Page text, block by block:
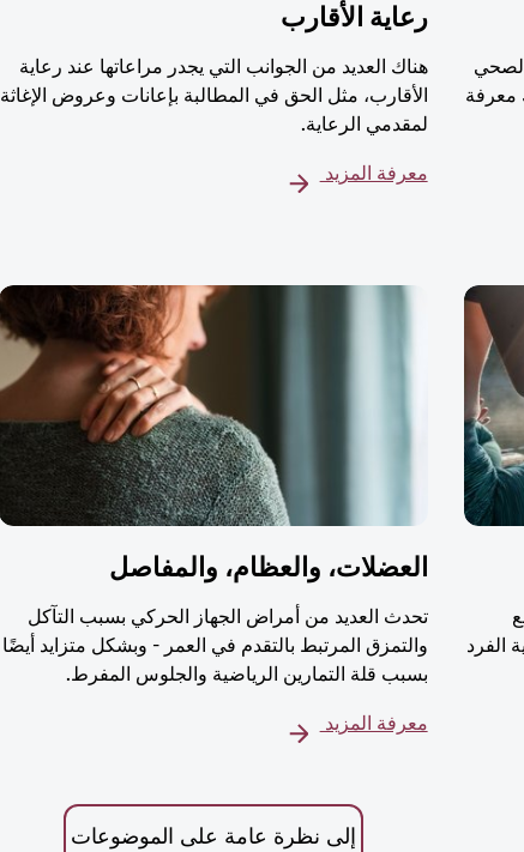
معرفة
رعاية الأقارب
هناك العديد من الجوانب التي يجدر مراعاتها عند رعاية
الأقارب، مثل الحق في المطالبة بإعانات وعروض الإغاثة
لمقدمي الرعاية.
معرفة المزيد
الفرد
العضلات، والعظام، والمفاصل
تحدث العديد من أمراض الجهاز الحركي بسبب التآكل
والتمزق المرتبط بالتقدم في العمر - وبشكل متزايد أيضًا
بسبب قلة التمارين الرياضية والجلوس المفرط.
معرفة المزيد
إلى نظرة عامة على الموضوعات